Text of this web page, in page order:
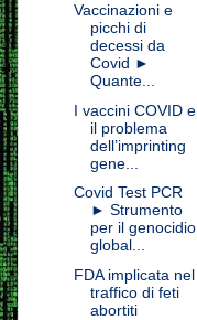
Vaccinazioni e
picchi di
decessi da
Covid ►
Quante...
I vaccini COVID e
il problema
dell’imprinting
gene...
Covid Test PCR
► Strumento
per il genocidio
global...
FDA implicata nel
traffico di feti
abortiti